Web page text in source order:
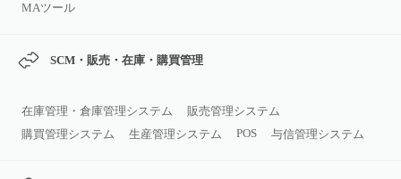
MAツール
SCM・販売・在庫・購買管理
在庫管理・倉庫管理システム
販売管理システム
購買管理システム
生産管理システム POS 与信管理システム